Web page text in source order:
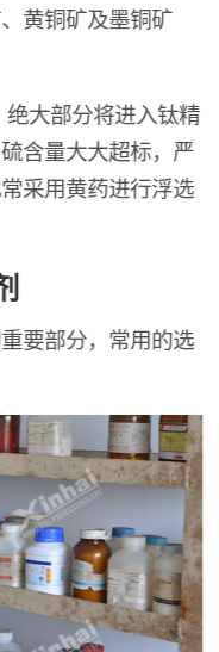
黄铜矿及墨铜矿
大部分将进入钛精
含量大大超标，严
采用黄药进行浮选
要部分，常用的选